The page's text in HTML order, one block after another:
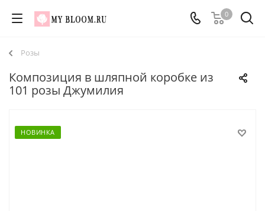
0
Розы
Композиция в шляпной коробке из
101 розы Джумилия
НОВИНКА